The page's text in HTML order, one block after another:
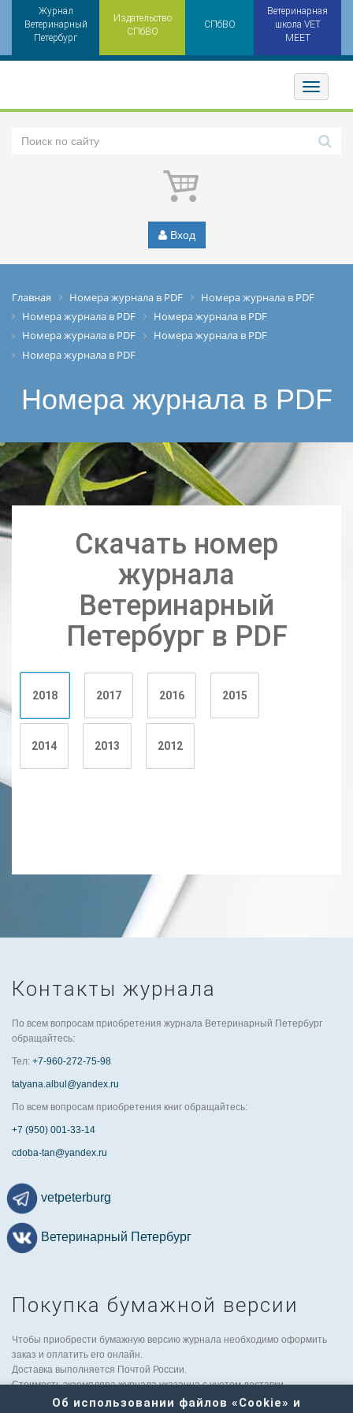
Журнал
Ветеринарный
Петербург
Издательство
СПбВО
СПбВО
Ветеринарная
школа VET
MEET
Toggler
Вход
Главная Номера журнала в PDF
Номера журнала в PDF
Номера журнала в PDF
Номера журнала в PDF
Номера журнала в PDF
Номера журнала в PDF
Номера журнала в PDF
Номера журнала в PDF
Скачать номер
журнала
Ветеринарный
Петербург в PDF
2018 2017 2016 2015
2014 2013 2012
Контакты журнала
По всем вопросам приобретения журнала Ветеринарный Петербург
обращайтесь:
Тел: +7-960-272-75-98
tatyana.albul@yandex.ru
По всем вопросам приобретения книг обращайтесь:
+7 (950) 001-33-14
cdoba-tan@yandex.ru
vetpeterburg
Ветеринарный Петербург
Покупка бумажной версии
Чтобы приобрести бумажную версию журнала необходимо оформить
заказ и оплатить его онлайн.
Доставка выполняется Почтой России.
Стоимость экземпляра журнала указанна с учетом доставки.
По вопросам рассылки в другие странны обращайтесь к заместителю
Об использовании файлов «Cookie» и